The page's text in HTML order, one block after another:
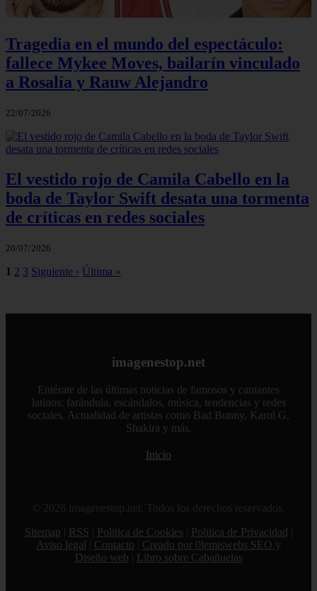
Tragedia en el mundo del espectáculo:
fallece Mykee Moves, bailarín vinculado
a Rosalía y Rauw Alejandro
22/07/2026
El vestido rojo de Camila Cabello en la
boda de Taylor Swift desata una tormenta
de críticas en redes sociales
20/07/2026
1 2 3 Siguiente › Última »
imagenestop.net
Entérate de las últimas noticias de famosos y cantantes
latinos: farándula, escándalos, música, tendencias y redes
sociales. Actualidad de artistas como Bad Bunny, Karol G,
Shakira y más.
Inicio
© 2026 imagenestop.net. Todos los derechos reservados.
Sitemap
RSS Política de Cookies Política de Privacidad
Aviso legal
Contacto
Creado por 0lemiswebs SEO y
Diseño web
Libro sobre Cabañuelas